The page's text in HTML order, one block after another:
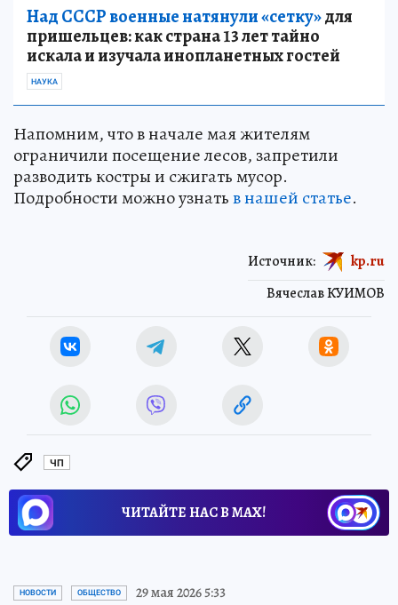
Над СССР военные натянули «сетку»для
пришельцев: как страна 13 лет тайно
искала и изучала инопланетных гостей
НАУКА
Напомним, что в начале мая жителям
ограничили посещение лесов, запретили
разводить костры и сжигать мусор.
Подробности можно узнатьв нашей статье.
Вячеслав КУИМОВ
Источник: kp.ru
ЧП
ЧИТАЙТЕ НАС В МАХ!
НОВОСТИ ОБЩЕСТВО 29 мая 2026 5:33